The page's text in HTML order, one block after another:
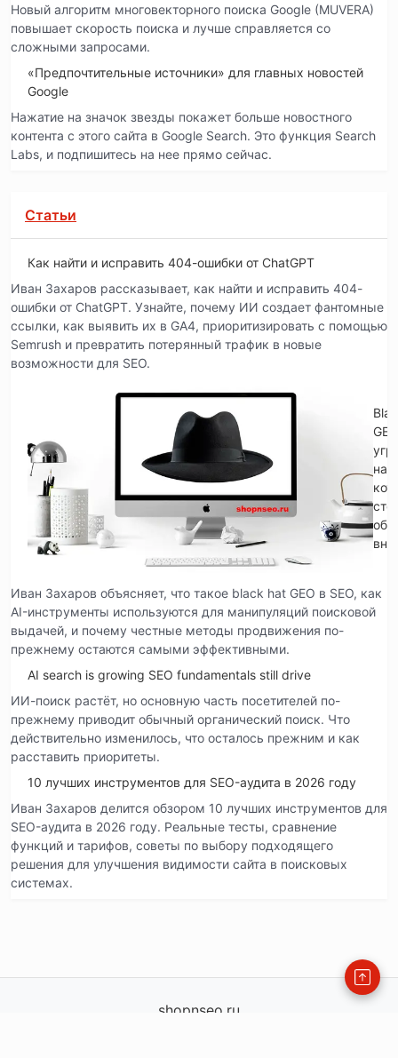
Новый алгоритм многовекторного поиска Google (MUVERA)
повышает скорость поиска и лучше справляется со
сложными запросами.
«Предпочтительные источники» для главных новостей
Google
Нажатие на значок звезды покажет больше новостного
контента с этого сайта в Google Search. Это функция Search
Labs, и подпишитесь на нее прямо сейчас.
Статьи
Как найти и исправить 404-ошибки от ChatGPT
Иван Захаров рассказывает, как найти и исправить 404-
ошибки от ChatGPT. Узнайте, почему ИИ создает фантомные
ссылки, как выявить их в GA4, приоритизировать с помощью
Semrush и превратить потерянный трафик в новые
возможности для SEO.
на
Иван Захаров объясняет, что такое black hat GEO в SEO, как
AI-инструменты используются для манипуляций поисковой
выдачей, и почему честные методы продвижения по-
прежнему остаются самыми эффективными.
AI search is growing SEO fundamentals still drive
ИИ-поиск растёт, но основную часть посетителей по-
прежнему приводит обычный органический поиск. Что
действительно изменилось, что осталось прежним и как
расставить приоритеты.
10 лучших инструментов для SEO-аудита в 2026 году
Иван Захаров делится обзором 10 лучших инструментов для
SEO-аудита в 2026 году. Реальные тесты, сравнение
функций и тарифов, советы по выбору подходящего
решения для улучшения видимости сайта в поисковых
системах.
shopnseo.ru